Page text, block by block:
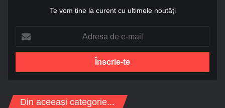
Te vom ține la curent cu ultimele noutăți
r
s
d
Din aceeași categorie...